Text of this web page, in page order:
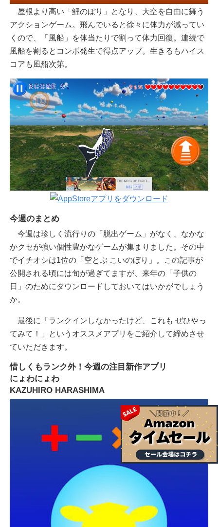
屋根より高い「鯉のぼり」となり、大空を自由に舞う
アクションゲーム。飛んでいると徐々に体力が減ってい
くので、「風船」を体当たりで割って体力回復。連続で
風船を割るとコンボ発生で得点アップ。生きるもハイス
コアも風船次第。
今週のまとめ
今週は珍しく流行りの「脱出ゲーム」がなく、なかな
かクセが強い個性豊かなゲームが集まりました。その中
でイチオシは1位の「空とぶ こいのぼり」。この記事が
公開される頃には旬が過ぎてますが、来年の「子供の
日」のためにダウンロードしておいてはいかがでしょう
か。
最後に「ランクインしなかったけど、これも ぜひやっ
てみて！」というオススメアプリをご紹介して締めさせ
ていただきます。
惜しくもランク外！今週の注目新作アプリ
にょわにょわ
KAZUHIRO HARASHIMA